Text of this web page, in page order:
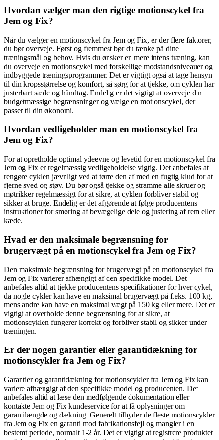
Hvordan vælger man den rigtige motionscykel fra
Jem og Fix?
Når du vælger en motionscykel fra Jem og Fix, er der flere faktorer,
du bør overveje. Først og fremmest bør du tænke på dine
træningsmål og behov. Hvis du ønsker en mere intens træning, kan
du overveje en motionscykel med forskellige modstandsniveauer og
indbyggede træningsprogrammer. Det er vigtigt også at tage hensyn
til din kropsstørrelse og komfort, så sørg for at tjekke, om cyklen har
justerbart sæde og håndtag. Endelig er det vigtigt at overveje din
budgetmæssige begrænsninger og vælge en motionscykel, der
passer til din økonomi.
Hvordan vedligeholder man en motionscykel fra
Jem og Fix?
For at opretholde optimal ydeevne og levetid for en motionscykel fra
Jem og Fix er regelmæssig vedligeholdelse vigtig. Det anbefales at
rengøre cyklen jævnligt ved at tørre den af med en fugtig klud for at
fjerne sved og støv. Du bør også tjekke og stramme alle skruer og
møtrikker regelmæssigt for at sikre, at cyklen forbliver stabil og
sikker at bruge. Endelig er det afgørende at følge producentens
instruktioner for smøring af bevægelige dele og justering af rem eller
kæde.
Hvad er den maksimale begrænsning for
brugervægt på en motionscykel fra Jem og Fix?
Den maksimale begrænsning for brugervægt på en motionscykel fra
Jem og Fix varierer afhængigt af den specifikke model. Det
anbefales altid at tjekke producentens specifikationer for hver cykel,
da nogle cykler kan have en maksimal brugervægt på f.eks. 100 kg,
mens andre kan have en maksimal vægt på 150 kg eller mere. Det er
vigtigt at overholde denne begrænsning for at sikre, at
motionscyklen fungerer korrekt og forbliver stabil og sikker under
træningen.
Er der nogen garantier eller garantidækning for
motionscykler fra Jem og Fix?
Garantier og garantidækning for motionscykler fra Jem og Fix kan
variere afhængigt af den specifikke model og producenten. Det
anbefales altid at læse den medfølgende dokumentation eller
kontakte Jem og Fix kundeservice for at få oplysninger om
garantilængde og dækning. Generelt tilbyder de fleste motionscykler
fra Jem og Fix en garanti mod fabrikationsfejl og mangler i en
bestemt periode, normalt 1-2 år. Det er vigtigt at registrere produktet